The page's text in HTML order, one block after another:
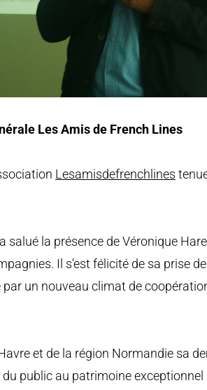
Les Amis de French Lines
Lesamisdefrenchlines
salué la présence de Véronique
Il s’est félicité de sa prise
un nouveau climat de
et de la région Normandie sa
du public au patrimoine